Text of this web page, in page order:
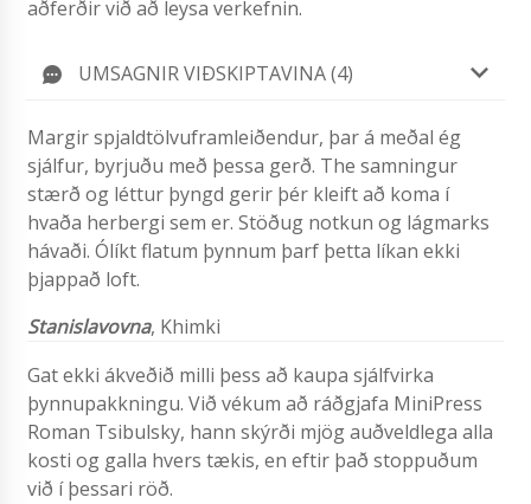
aðferðir við að leysa verkefnin.
UMSAGNIR VIÐSKIPTAVINA (4)
Margir spjaldtölvuframleiðendur, þar á meðal ég
sjálfur, byrjuðu með þessa gerð. The samningur
stærð og léttur þyngd gerir þér kleift að koma í
hvaða herbergi sem er. Stöðug notkun og lágmarks
hávaði. Ólíkt flatum þynnum þarf þetta líkan ekki
þjappað loft.
Stanislavovna, Khimki
Gat ekki ákveðið milli þess að kaupa sjálfvirka
þynnupakkningu. Við vékum að ráðgjafa MiniPress
Roman Tsibulsky, hann skýrði mjög auðveldlega alla
kosti og galla hvers tækis, en eftir það stoppuðum
við í þessari röð.